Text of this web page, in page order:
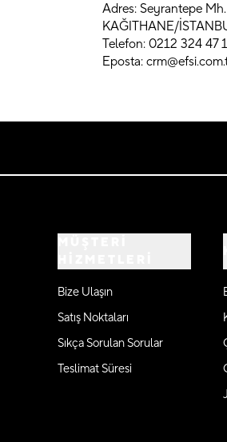
Adres: Seyrantepe
KAĞITHANE/
Telefon: 0212 324 47
Eposta:
Bize Ulaşın
Satış Noktaları
Sıkça Sorulan Sorular
Teslimat Süresi